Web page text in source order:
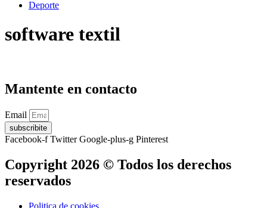
Deporte
software textil
Mantente en contacto
Email
subscribite
Facebook-f Twitter Google-plus-g Pinterest
Copyright 2026 © Todos los derechos
reservados
Politica de cookies